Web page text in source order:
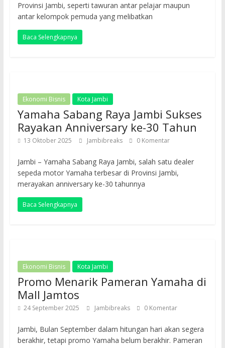
Provinsi Jambi, seperti tawuran antar pelajar maupun
antar kelompok pemuda yang melibatkan
Baca Selengkapnya
Ekonomi Bisnis Kota Jambi
Yamaha Sabang Raya Jambi Sukses
Rayakan Anniversary ke-30 Tahun
13 Oktober 2025 Jambibreaks 0 Komentar
Jambi – Yamaha Sabang Raya Jambi, salah satu dealer
sepeda motor Yamaha terbesar di Provinsi Jambi,
merayakan anniversary ke-30 tahunnya
Baca Selengkapnya
Ekonomi Bisnis Kota Jambi
Promo Menarik Pameran Yamaha di
Mall Jamtos
24 September 2025 Jambibreaks 0 Komentar
Jambi, Bulan September dalam hitungan hari akan segera
berakhir, tetapi promo Yamaha belum berakhir. Pameran